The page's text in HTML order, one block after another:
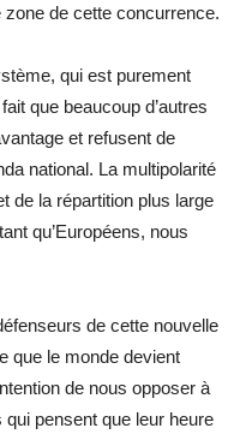
zone de cette concurrence.
qui est purement
que beaucoup d’autres
et refusent de
national. La multipolarité
de la répartition plus large
qu’Européens, nous
de cette nouvelle
que le monde devient
de nous opposer à
pensent que leur heure